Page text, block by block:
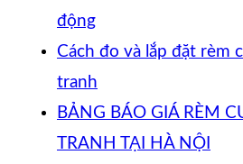
động
Cách đo và lắp đặt rèm
tranh
BẢNG BÁO GIÁ RÈM
TRANH TẠI HÀ NỘI